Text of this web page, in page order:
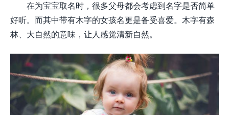
在为宝宝取名时，很多父母都会考虑到名字是否简单
好听。而其中带有木字的女孩名更是备受喜爱。木字有森
林、大自然的意味，让人感觉清新自然。